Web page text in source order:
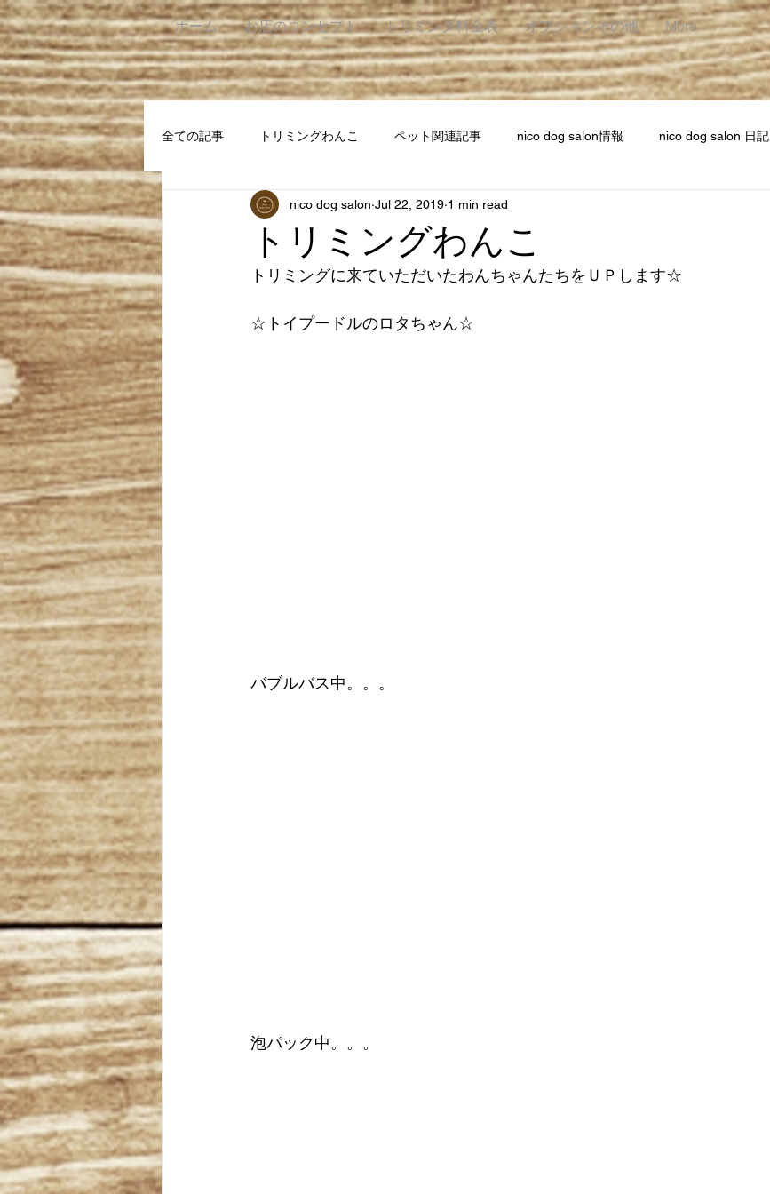
ホーム お店のコンセプト トリミング料金表 オプションその他 More
全ての記事 トリミングわんこ ペット関連記事 nico dog salon情報 nico dog salon 日記
トリミングわんこ
nico dog salon Jul 22, 2019 1 min read
トリミングに来ていただいたわんちゃんたちをＵＰします☆
☆トイプードルのロタちゃん☆
バブルバス中。。。
泡パック中。。。